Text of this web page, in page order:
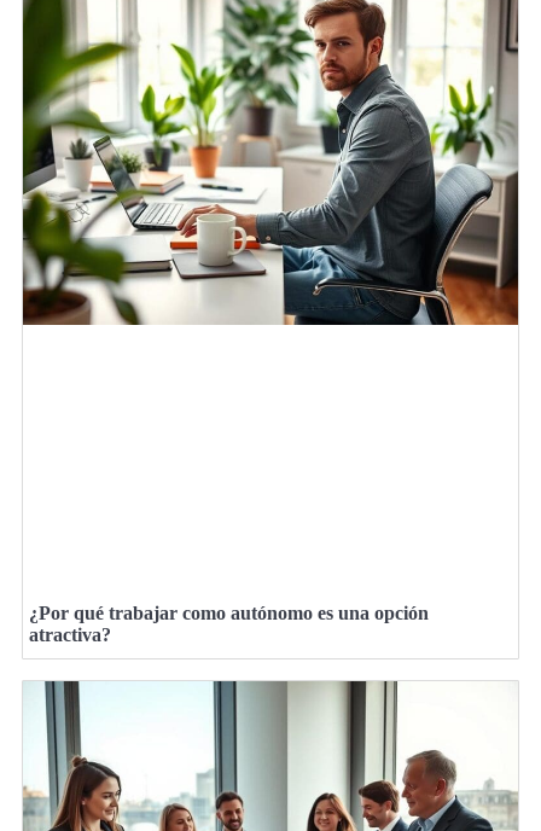
¿Por qué trabajar como autónomo es una opción
atractiva?